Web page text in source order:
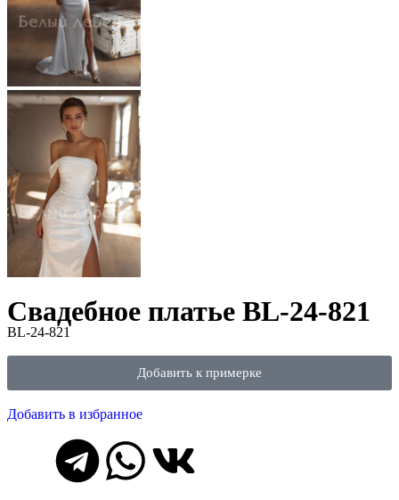
Свадебное платье BL-24-821
BL-24-821
Добавить к примерке
Добавить в избранное